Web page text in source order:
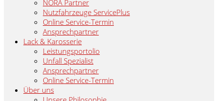
NORA Partner
Nutzfahrzeuge ServicePlus
Online Service-Termin
Ansprechpartner
Lack & Karosserie
Leistungsportolio
Unfall Spezialist
Ansprechpartner
Online Service-Termin
Über uns